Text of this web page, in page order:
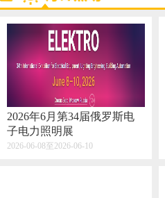
2026年6月第34届俄罗斯电
子电力照明展
2026-06-08至2026-06-10